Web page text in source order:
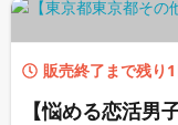
販売終了まで残り1
【悩める恋活男